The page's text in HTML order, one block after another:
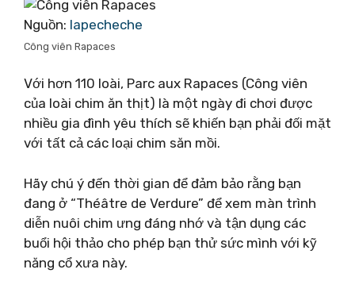
Nguồn: lapecheche
Công viên Rapaces
Với hơn 110 loài, Parc aux Rapaces (Công viên
của loài chim ăn thịt) là một ngày đi chơi được
nhiều gia đình yêu thích sẽ khiến bạn phải đối mặt
với tất cả các loại chim săn mồi.
Hãy chú ý đến thời gian để đảm bảo rằng bạn
đang ở “Théâtre de Verdure” để xem màn trình
diễn nuôi chim ưng đáng nhớ và tận dụng các
buổi hội thảo cho phép bạn thử sức mình với kỹ
năng cổ xưa này.